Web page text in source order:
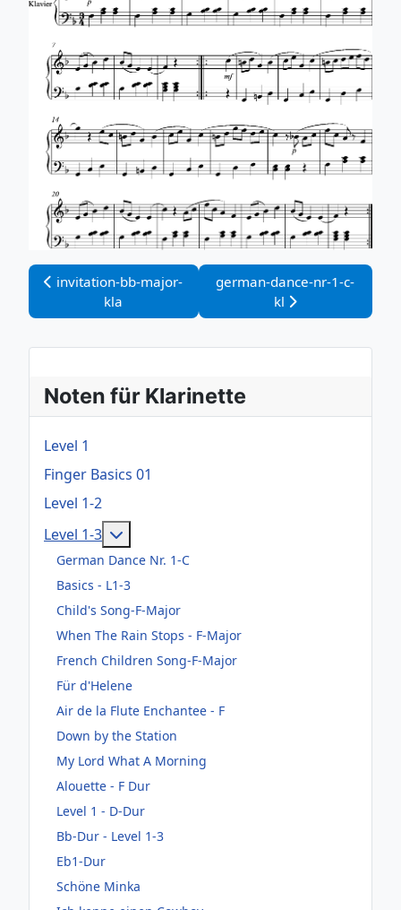
Vorheriger Beitrag: invitation-bb-major-kla
invitation-bb-major-
kla
Nächster Beitrag: german-
german-dance-nr-1-c-
kl
Noten für Klarinette
Level 1
Finger Basics 01
Level 1-2
Level 1-3
German Dance Nr. 1-C
Basics - L1-3
Child's Song-F-Major
When The Rain Stops - F-Major
French Children Song-F-Major
Für d'Helene
Air de la Flute Enchantee - F
Down by the Station
My Lord What A Morning
Alouette - F Dur
Level 1 - D-Dur
Bb-Dur - Level 1-3
Eb1-Dur
Schöne Minka